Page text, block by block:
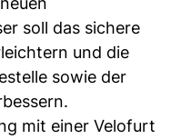
soll das sichere
und die
sowie der
mit einer Velofurt